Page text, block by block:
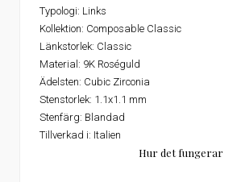
Typologi: Links
Kollektion: Composable Classic
Länkstorlek: Classic
Material: 9K Roséguld
Ädelsten: Cubic Zirconia
Stenstorlek: 1.1x1.1 mm
Stenfärg: Blandad
Tillverkad i: Italien
Hur det fungerar